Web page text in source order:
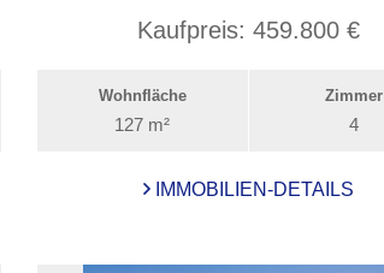
Kaufpreis: 459.800 €
Wohnfläche
127 m²
Zimmer
4
IMMOBILIEN-DETAILS